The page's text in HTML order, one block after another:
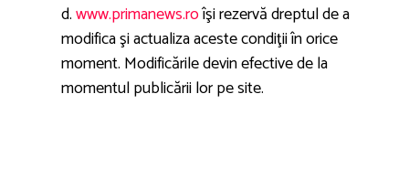
d.www.primanews.roîşi rezervă dreptul de a
modifica şi actualiza aceste condiţii în orice
moment. Modificările devin efective de la
momentul publicării lor pe site.